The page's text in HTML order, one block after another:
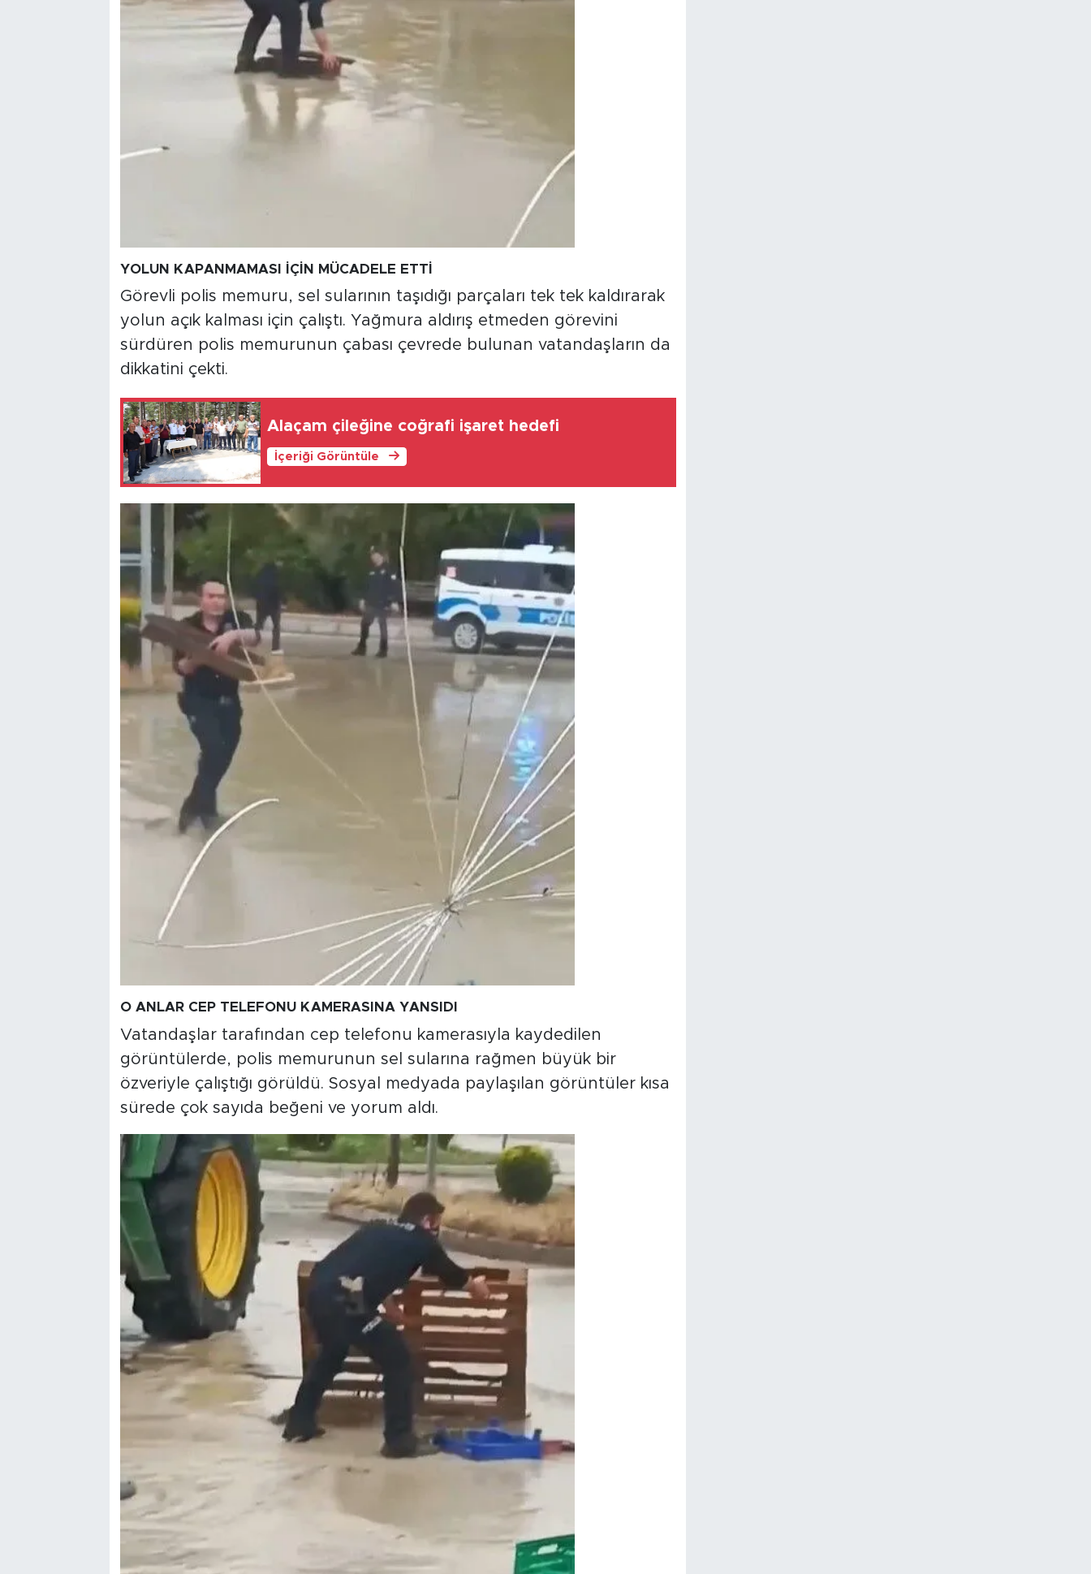
YOLUN KAPANMAMASI İÇİN MÜCADELE ETTİ
Görevli polis memuru, sel sularının taşıdığı parçaları tek tek kaldırarak
yolun açık kalması için çalıştı. Yağmura aldırış etmeden görevini
sürdüren polis memurunun çabası çevrede bulunan vatandaşların da
dikkatini çekti.
Alaçam çileğine coğrafi işaret hedefi
İçeriği Görüntüle
O ANLAR CEP TELEFONU KAMERASINA YANSIDI
Vatandaşlar tarafından cep telefonu kamerasıyla kaydedilen
görüntülerde, polis memurunun sel sularına rağmen büyük bir
özveriyle çalıştığı görüldü. Sosyal medyada paylaşılan görüntüler kısa
sürede çok sayıda beğeni ve yorum aldı.